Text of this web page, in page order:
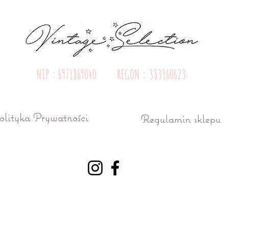
NIP : 6971869040 REGON : 383160623
ul. Różana 15Prywatności Regulamin sklepu